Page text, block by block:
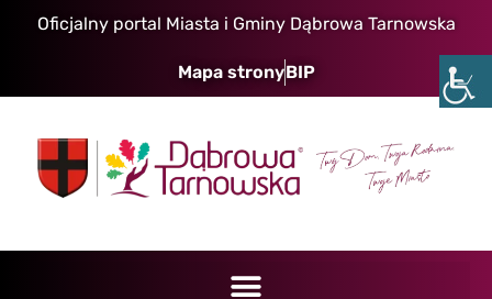
Oficjalny portal Miasta i Gminy Dąbrowa Tarnowska
Mapa stronyBIP